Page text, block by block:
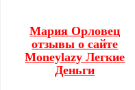
Мария Орловец
отзывы о сайте
Moneylazy Легкие
Деньги